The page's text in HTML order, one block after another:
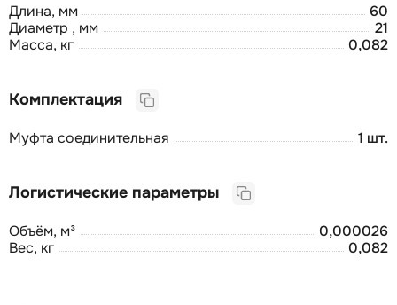
Длина, мм
60
Диаметр , мм
21
Масса, кг
0,082
Комплектация
Муфта соединительная 1 шт.
Логистические параметры
Объём, м³
0,000026
Вес, кг
0,082